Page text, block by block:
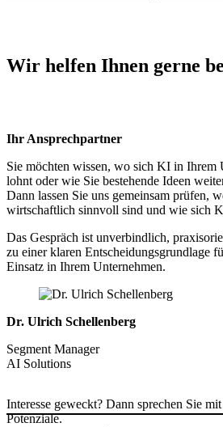
Wir helfen Ihnen gerne
Ihr Ansprechpartner
Sie möchten wissen, wo sich KI in Ihrem
lohnt oder wie Sie bestehende Ideen
Dann lassen Sie uns gemeinsam prüfen,
wirtschaftlich sinnvoll sind und wie sich
Das Gespräch ist unverbindlich,
zu einer klaren Entscheidungsgrundlage
Einsatz in Ihrem Unternehmen.
Dr. Ulrich Schellenberg
Segment Manager
AI Solutions
Interesse geweckt? Dann sprechen Sie
Potenziale.